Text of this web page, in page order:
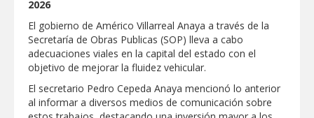
social municipal para los reynosenses
Supervisa rector Dámaso Anaya nueva
sede para la Facultad de Arquitectura de
la UAT en Ciudad Victoria
Agiliza el ITAVU procesos de
escrituración para brindar certeza
patrimonial a más familias de
2026
El gobierno de Américo Villarreal Anaya a través de la
Secretaría de Obras Publicas (SOP) lleva a cabo
adecuaciones viales en la capital del estado con el
objetivo de mejorar la fluidez vehicular.
El secretario Pedro Cepeda Anaya mencionó lo anterior
al informar a diversos medios de comunicación sobre